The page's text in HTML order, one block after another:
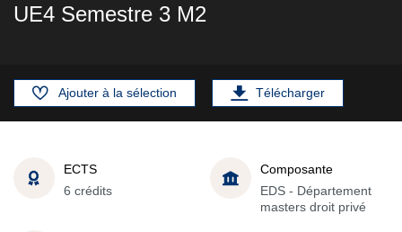
UE4 Semestre 3 M2
Ajouter à la sélection Télécharger
ECTS
6 crédits
Composante
EDS - Département
masters droit privé